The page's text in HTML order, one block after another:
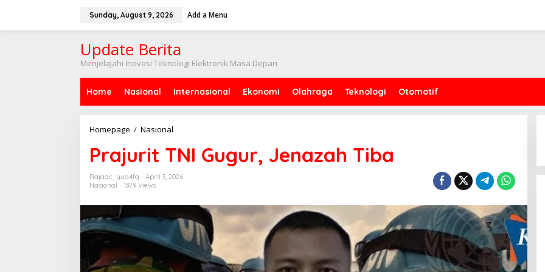
Sunday, August 9, 2026 Add a Menu
Update Berita
Menjelajahi Inovasi Teknologi Elektronik Masa Depan
Home Nasional Internasional Ekonomi Olahraga Teknologi Otomotif
Homepage / Nasional
Gugur,
Jenazah
Tiba
Prajurit TNI Gugur, Jenazah Tiba
Rajaac_yua4fg
April 3, 2026
Nasional
1879 Views